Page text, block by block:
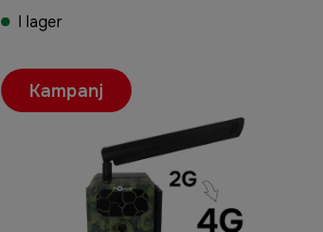
I lager
Kampanj